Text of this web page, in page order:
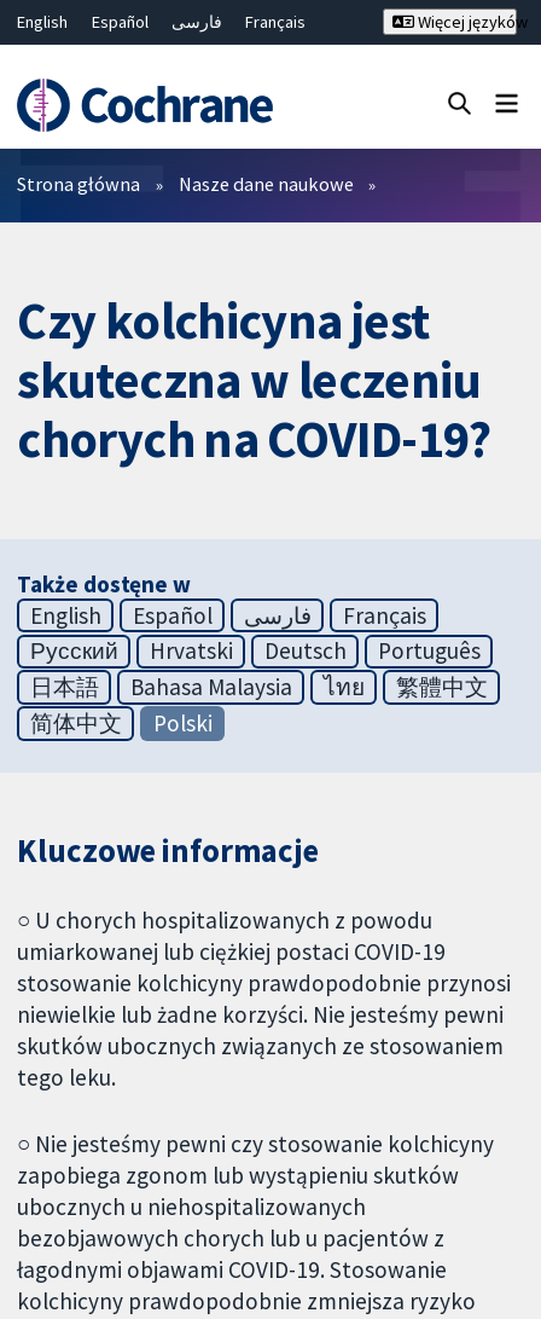
English Español فارسی
Français
Bahasa Malaysia
ไทย
繁體中文
简体中文
Więcej języków
Filtry
Strona główna Nasze dane naukowe
Czy kolchicyna jest
skuteczna w leczeniu
chorych na COVID-19?
Także dostęne w
English
Español فارسی
Français
Русский
Hrvatski Deutsch
Português
日本語
Bahasa Malaysia ไทย
繁體中文
简体中文
Polski
Kluczowe informacje
○ U chorych hospitalizowanych z powodu
umiarkowanej lub ciężkiej postaci COVID-19
stosowanie kolchicyny prawdopodobnie przynosi
niewielkie lub żadne korzyści. Nie jesteśmy pewni
skutków ubocznych związanych ze stosowaniem
tego leku.
○ Nie jesteśmy pewni czy stosowanie kolchicyny
zapobiega zgonom lub wystąpieniu skutków
ubocznych u niehospitalizowanych
bezobjawowych chorych lub u pacjentów z
łagodnymi objawami COVID-19. Stosowanie
kolchicyny prawdopodobnie zmniejsza ryzyko